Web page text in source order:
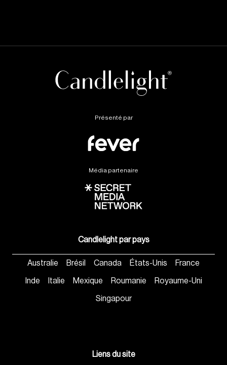
Présenté par
Média partenaire
Candlelight par pays
Australie Brésil Canada États-Unis France
Inde Italie Mexique Roumanie Royaume-Uni
Singapour
Liens du site